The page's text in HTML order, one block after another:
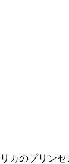
のプリン